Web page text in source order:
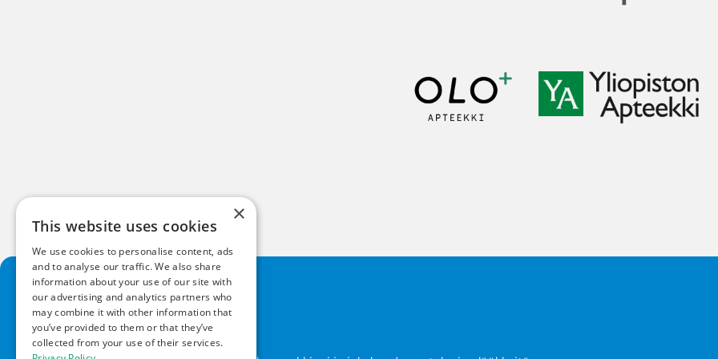
×
This website uses cookies
We use cookies to personalise content, ads
and to analyse our traffic. We also share
information about your use of our site with
our advertising and analytics partners who
may combine it with other information that
you’ve provided to them or that they’ve
collected from your use of their services.